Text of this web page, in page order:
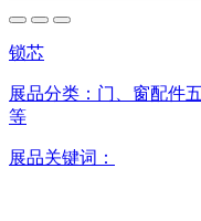
锁芯
展品分类： 门、窗配件
等
展品关键词：